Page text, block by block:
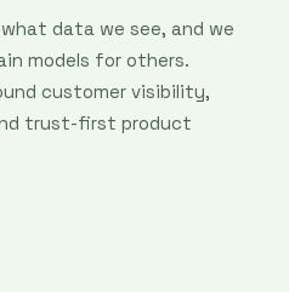
data we see, and we
models for others.
customer visibility,
trust-first product